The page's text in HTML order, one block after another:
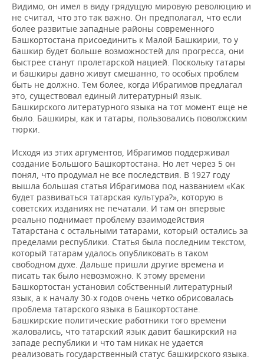
Видимо, он имел в виду грядущую мировую революцию и
не считал, что это так важно. Он предполагал, что если
более развитые западные районы современного
Башкортостана присоединить к Малой Башкирии, то у
башкир будет больше возможностей для прогресса, они
быстрее станут пролетарской нацией. Поскольку татары
и башкиры давно живут смешанно, то особых проблем
быть не должно. Тем более, когда Ибрагимов предлагал
это, существовал единый литературный язык.
Башкирского литературного языка на тот момент еще не
было. Башкиры, как и татары, пользовались поволжским
тюрки.
Исходя из этих аргументов, Ибрагимов поддерживал
создание Большого Башкортостана. Но лет через 5 он
понял, что продумал не все последствия. В 1927 году
вышла большая статья Ибрагимова под названием «Как
будет развиваться татарская культура?», которую в
советских изданиях не печатали. И там он впервые
реально поднимает проблему взаимодействия
Татарстана с остальными татарами, который остались за
пределами республики. Статья была последним текстом,
который татарам удалось опубликовать в таком
свободном духе. Дальше пришли другие времена и
писать так было невозможно. К этому времени
Башкортостан установил собственный литературный
язык, а к началу 30-х годов очень четко обрисовалась
проблема татарского языка в Башкортостане.
Башкирские политические работники того времени
жаловались, что татарский язык давит башкирский на
западе республики и что там никак не удается
реализовать государственный статус башкирского языка.